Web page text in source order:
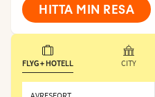
HITTA MIN RESA
FLYG + HOTELL CITY